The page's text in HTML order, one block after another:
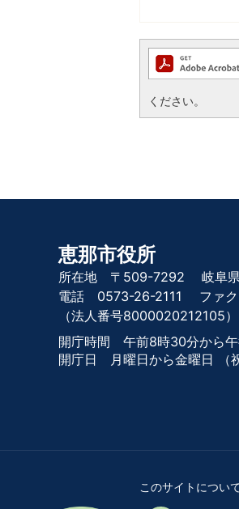
ください。
恵那市役所
所在地 〒509-7292
岐阜
電話 0573-26-2111
ファ
（法人番号8000020212105）
開庁時間 午前8時30分から
開庁日 月曜日から金曜日
このサイトについ